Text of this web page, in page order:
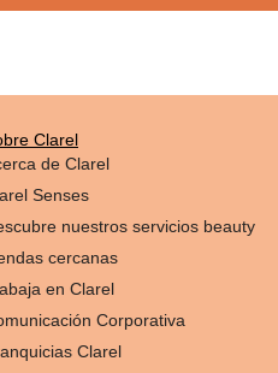
Clarel
de Clarel
Senses
nuestros servicios beauty
cercanas
en Clarel
Corporativa
Clarel